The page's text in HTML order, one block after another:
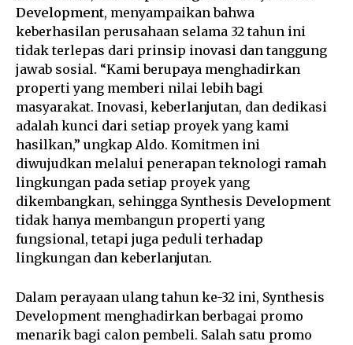
Development, menyampaikan bahwa
keberhasilan perusahaan selama 32 tahun ini
tidak terlepas dari prinsip inovasi dan tanggung
jawab sosial. “Kami berupaya menghadirkan
properti yang memberi nilai lebih bagi
masyarakat. Inovasi, keberlanjutan, dan dedikasi
adalah kunci dari setiap proyek yang kami
hasilkan,” ungkap Aldo. Komitmen ini
diwujudkan melalui penerapan teknologi ramah
lingkungan pada setiap proyek yang
dikembangkan, sehingga Synthesis Development
tidak hanya membangun properti yang
fungsional, tetapi juga peduli terhadap
lingkungan dan keberlanjutan.
Dalam perayaan ulang tahun ke-32 ini, Synthesis
Development menghadirkan berbagai promo
menarik bagi calon pembeli. Salah satu promo